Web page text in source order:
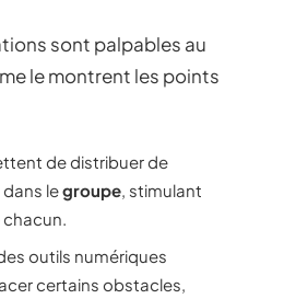
sont palpables au
le montrent les points
de distribuer de
legroupe, stimulant
chacun.
outils numériques
certains obstacles,